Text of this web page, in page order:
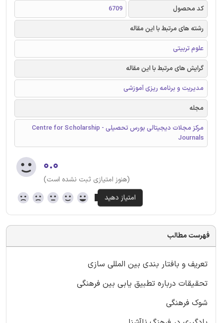
کد محصول
6709
رشته های مرتبط با این مقاله
علوم تربیتی
گرایش های مرتبط با این مقاله
مدیریت و برنامه ریزی آموزشی
مجله
مرکز مجلات دیجیتالی بورس تحصیلی - Centre for Scholarship
Journals
۰.۰
(هنوز امتیازی ثبت نشده است)
فهرست مطالب
تعریف و بافتار بندی بین المللی سازی
تحقیقات درباره تطبیق یابی بین فرهنگی
شوک فرهنگی